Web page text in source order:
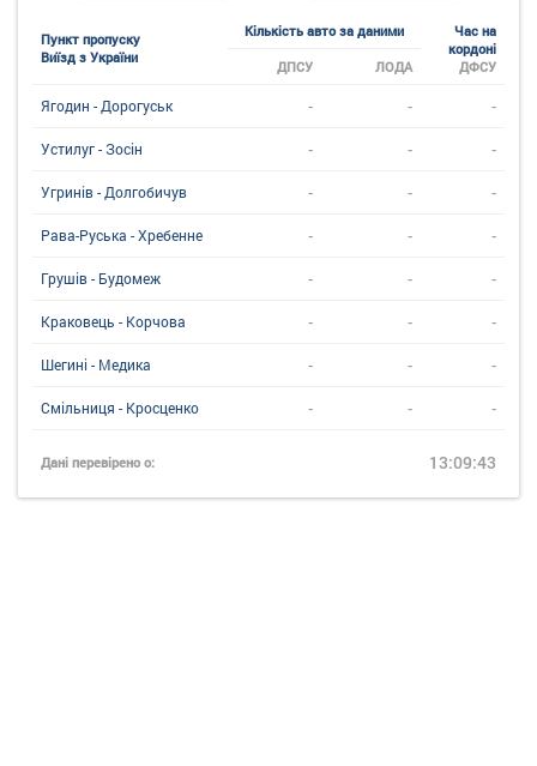
Пункт пропуску
Виїзд з України
Кількість авто за даними
Час на
кордоні
ДФСУ
ДПСУ ЛОДА
Ягодин - Дорогуськ - - -
Устилуг - Зосін - - -
Угринiв - Долгобичув - - -
Рава-Руська - Хребенне - - -
Грушів - Будомеж - - -
Краковець - Корчова - - -
Шегині - Медика - - -
Смільниця - Кросценко - - -
Дані перевірено о: 13:09:43